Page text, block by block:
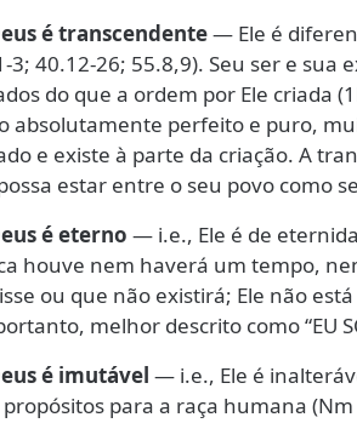
é transcendente— Ele é
3; 40.12-26; 55.8,9). Seu ser e
do que a ordem por Ele criada
absolutamente perfeito e puro,
e existe à parte da criação. A
estar entre o seu povo como
é eterno — i.e., Ele é de
houve nem haverá um tempo,
ou que não existirá; Ele não
melhor descrito como “EU
é imutável — i.e., Ele é
propósitos para a raça humana